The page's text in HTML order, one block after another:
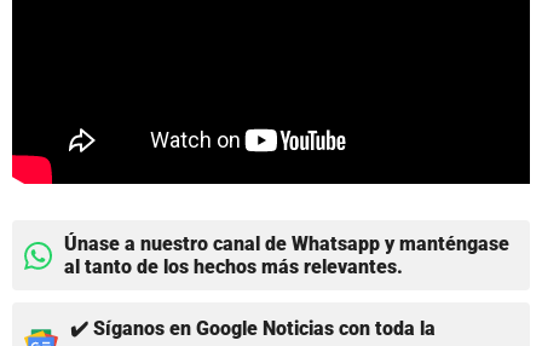
Únase a nuestro canal de Whatsapp y manténgase
al tanto de los hechos más relevantes.
✔️ Síganos en Google Noticias con toda la